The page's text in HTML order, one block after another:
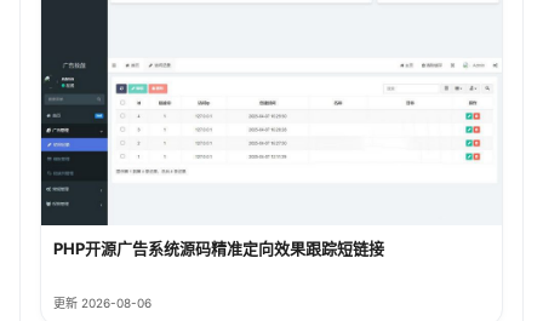
PHP开源广告系统源码精准定向效果跟踪短链接
更新 2026-08-06